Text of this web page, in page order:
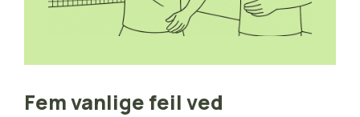
Fem vanlige feil ved